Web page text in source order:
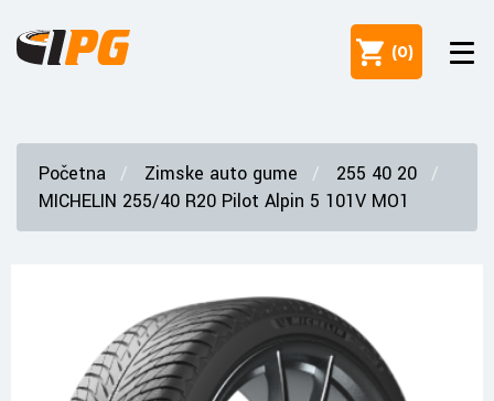
(0)
Početna Zimske auto gume
255 40 20
MICHELIN 255/40 R20 Pilot Alpin 5 101V MO1